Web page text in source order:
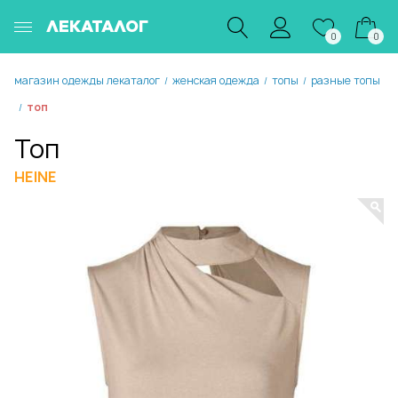
ЛЕКАТАЛОГ
0 0
магазин одежды лекаталог / женская одежда / топы / разные топы
/ топ
Топ
HEINE